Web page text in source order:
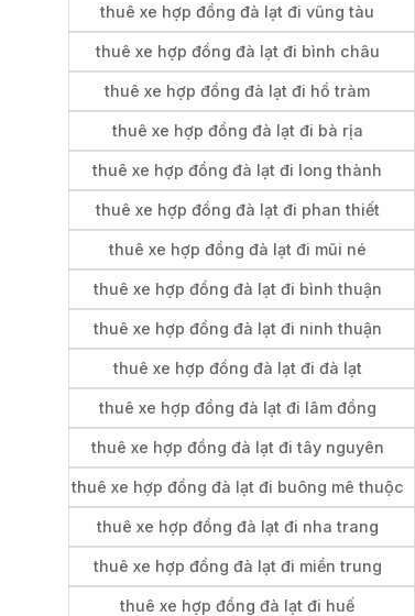
thuê xe hợp đồng đà lạt đi vũng tàu
thuê xe hợp đồng đà lạt đi bình châu
thuê xe hợp đồng đà lạt đi hồ tràm
thuê xe hợp đồng đà lạt đi bà rịa
thuê xe hợp đồng đà lạt đi long thành
thuê xe hợp đồng đà lạt đi phan thiết
thuê xe hợp đồng đà lạt đi mũi né
thuê xe hợp đồng đà lạt đi bình thuận
thuê xe hợp đồng đà lạt đi ninh thuận
thuê xe hợp đồng đà lạt đi đà lạt
thuê xe hợp đồng đà lạt đi lâm đồng
thuê xe hợp đồng đà lạt đi tây nguyên
thuê xe hợp đồng đà lạt đi buông mê thuộc
thuê xe hợp đồng đà lạt đi nha trang
thuê xe hợp đồng đà lạt đi miền trung
thuê xe hợp đồng đà lạt đi huế